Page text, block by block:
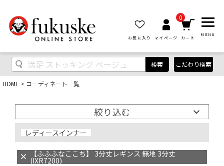
お気に入り マイページ
0
カート
MENU
検索 こだわり検索
HOME コーディネート一覧
絞り込む
レディースインナー
【ふふふなここち】 3分丈レギンス 無地 3分丈
(IXR7200)